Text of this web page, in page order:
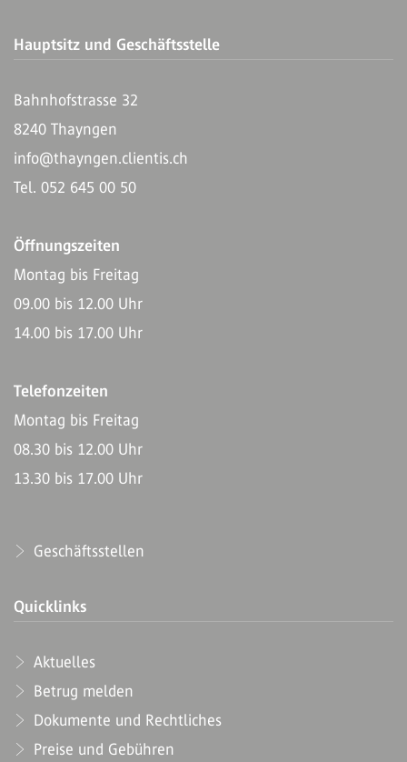
Hauptsitz und Geschäftsstelle
Bahnhofstrasse 32
8240 Thayngen
info@thayngen.clientis.ch
Tel. 052 645 00 50
Öffnungszeiten
Montag bis Freitag
09.00 bis 12.00 Uhr
14.00 bis 17.00 Uhr
Telefonzeiten
Montag bis Freitag
08.30 bis 12.00 Uhr
13.30 bis 17.00 Uhr
Geschäftsstellen
Quicklinks
Aktuelles
Betrug melden
Dokumente und Rechtliches
Preise und Gebühren